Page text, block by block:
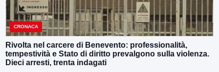
CRONACA
Rivolta nel carcere di Benevento: professionalità,
tempestività e Stato di diritto prevalgono sulla violenza.
Dieci arresti, trenta indagati